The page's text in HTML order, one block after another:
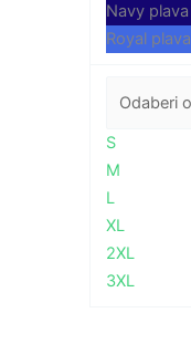
Navy plava
Royal plava
S
M
L
XL
2XL
3XL